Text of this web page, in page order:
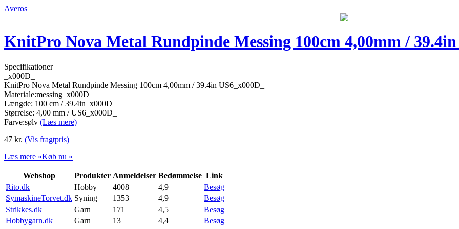
Averos
KnitPro Nova Metal Rundpinde Messing 100cm 4,00mm / 39.4in
Specifikationer
_x000D_
KnitPro Nova Metal Rundpinde Messing 100cm 4,00mm / 39.4in US6_x000D_
Materiale:messing_x000D_
Længde: 100 cm / 39.4in_x000D_
Størrelse: 4,00 mm / US6_x000D_
Farve:sølv (Læs mere)
47 kr. (Vis fragtpris)
Læs mere »Køb nu »
Webshop Produkter Anmeldelser Bedømmelse Link
Rito.dk
Hobby 4008 4,9
Besøg
SymaskineTorvet.dk Syning 1353 4,9
Besøg
Strikkes.dk
Garn 171 4,5
Besøg
Hobbygarn.dk
Garn 13 4,4
Besøg